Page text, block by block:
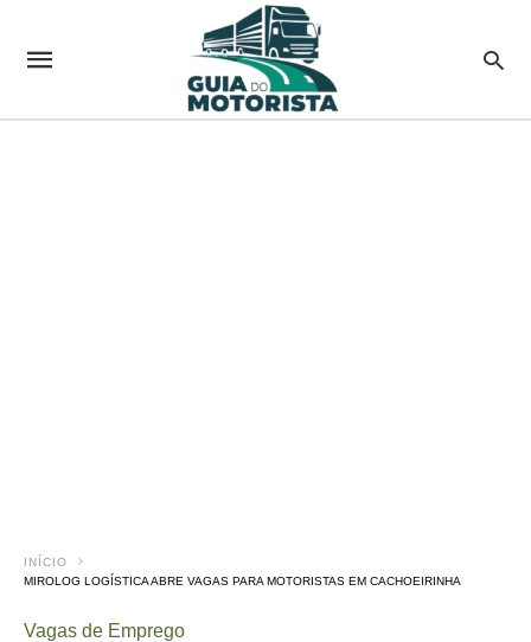
INÍCIO
MIROLOG LOGÍSTICA ABRE VAGAS PARA MOTORISTAS EM CACHOEIRINHA
Vagas de Emprego